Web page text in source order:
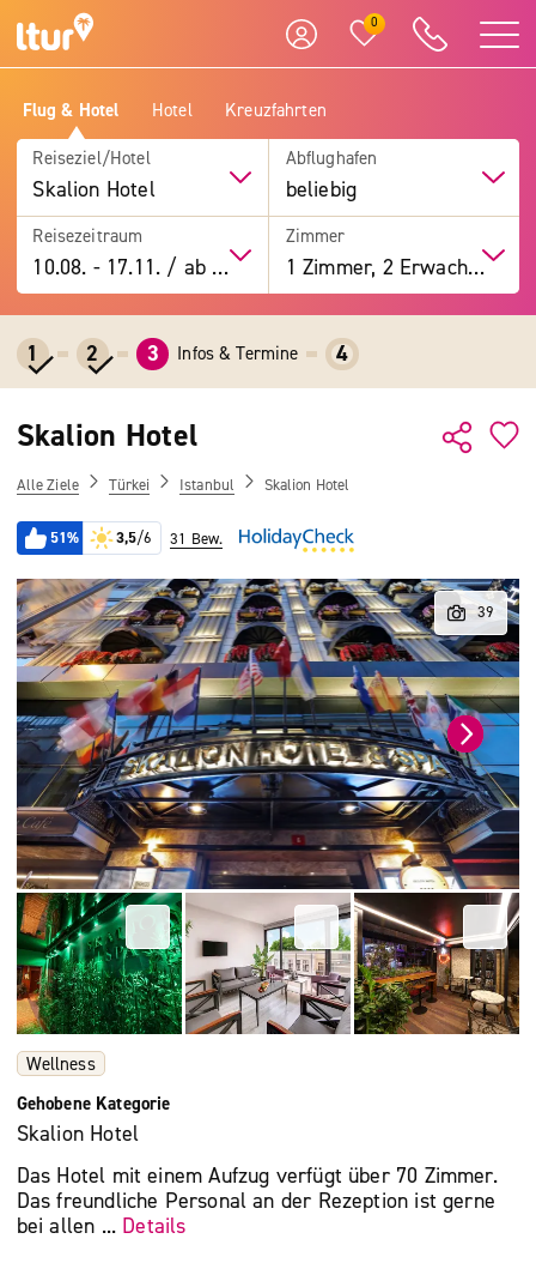
0
Flug & Hotel Hotel Kreuzfahrten
Reiseziel/Hotel
Skalion Hotel
Abflughafen
beliebig
Reisezeitraum
10.08. -17.11. / ab 7 Tage
Zimmer
1 Zimmer, 2 Erwachsene
1 2 3 Infos & Termine 4
Skalion Hotel
Alle Ziele Türkei Istanbul Skalion Hotel
51% 3,5/6 31 Bew.
Wellness
Gehobene Kategorie
Skalion Hotel
Das Hotel mit einem Aufzug verfügt über 70 Zimmer.
Das freundliche Personal an der Rezeption ist gerne
bei allen ... Details